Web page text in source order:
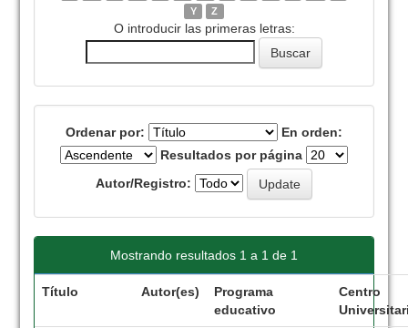
Y
Z
O introducir las primeras letras:
Ordenar por:
En orden:
Resultados por página
Autor/Registro:
Mostrando resultados 1 a 1 de 1
Título Autor(es)
Programa
educativo
Centro